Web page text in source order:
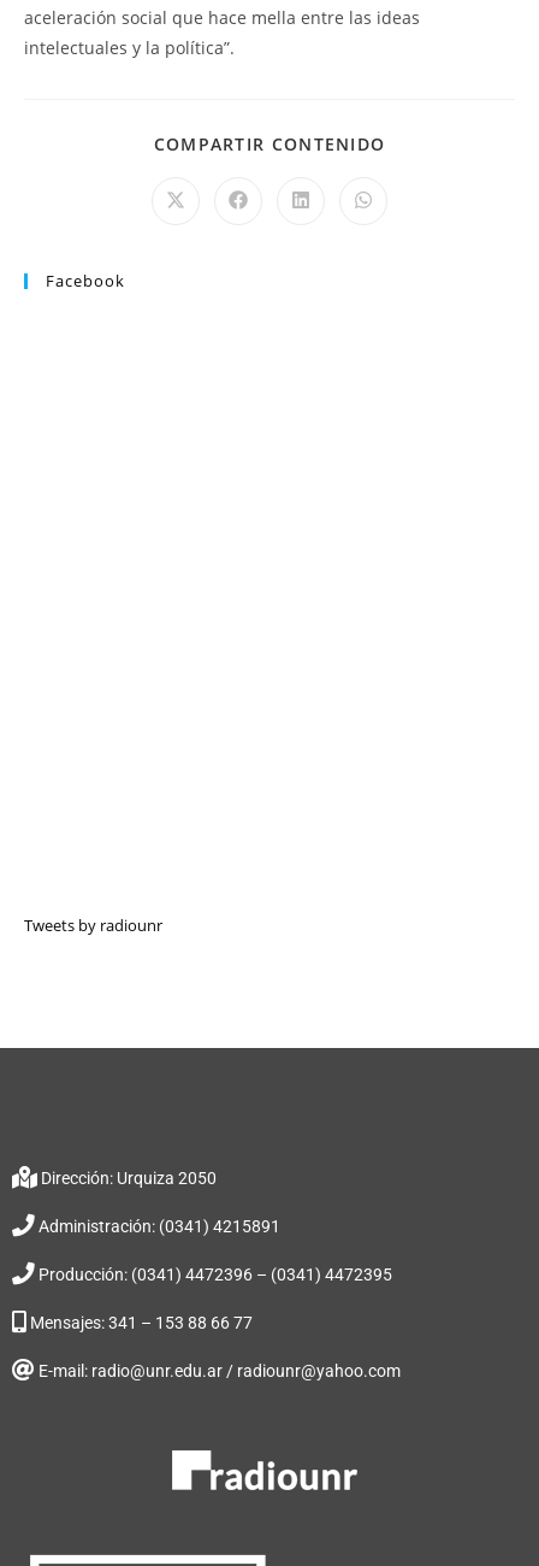
aceleración social que hace mella entre las ideas
intelectuales y la política”.
COMPARTIR CONTENIDO
Facebook
Tweets by radiounr
Dirección: Urquiza 2050
Administración: (0341) 4215891
Producción: (0341) 4472396 – (0341) 4472395
Mensajes: 341 – 153 88 66 77
E-mail: radio@unr.edu.ar / radiounr@yahoo.com